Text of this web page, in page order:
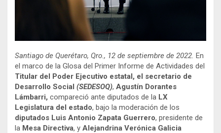
Santiago de Querétaro, Qro., 12 de septiembre de 2022. En
el marco de la Glosa del Primer Informe de Actividades del
Titular del Poder Ejecutivo estatal, el secretario de
Desarrollo Social (SEDESOQ), Agustín Dorantes
Lámbarri, compareció ante diputados de la LX
Legislatura del estado, bajo la moderación de los
diputados Luis Antonio Zapata Guerrero, presidente de
la Mesa Directiva, y Alejandrina Verónica Galicia